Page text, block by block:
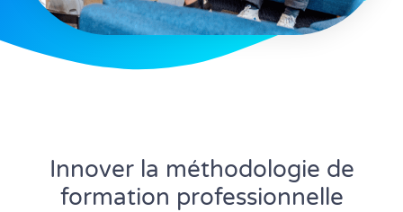
Innover la méthodologie de
formation professionnelle